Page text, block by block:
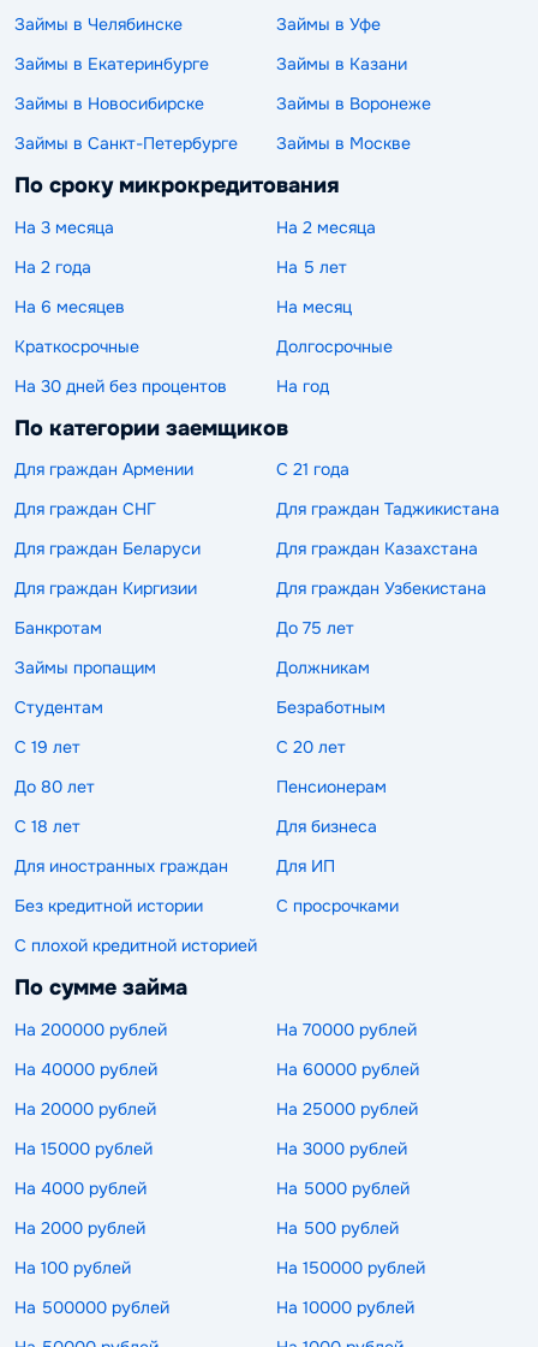
Займы в Челябинске
Займы в Уфе
Займы в Екатеринбурге
Займы в Казани
Займы в Новосибирске
Займы в Воронеже
Займы в Санкт-Петербурге
Займы в Москве
По сроку микрокредитования
На 3 месяца
На 2 месяца
На 2 года
На 5 лет
На 6 месяцев
На месяц
Краткосрочные
Долгосрочные
На 30 дней без процентов
На год
По категории заемщиков
Для граждан Армении
С 21 года
Для граждан СНГ
Для граждан Таджикистана
Для граждан Беларуси
Для граждан Казахстана
Для граждан Киргизии
Для граждан Узбекистана
Банкротам
До 75 лет
Займы пропащим
Должникам
Студентам
Безработным
С 19 лет
С 20 лет
До 80 лет
Пенсионерам
С 18 лет
Для бизнеса
Для иностранных граждан
Для ИП
Без кредитной истории
С просрочками
С плохой кредитной историей
По сумме займа
На 200000 рублей
На 70000 рублей
На 40000 рублей
На 60000 рублей
На 20000 рублей
На 25000 рублей
На 15000 рублей
На 3000 рублей
На 4000 рублей
На 5000 рублей
На 2000 рублей
На 500 рублей
На 100 рублей
На 150000 рублей
На 500000 рублей
На 10000 рублей